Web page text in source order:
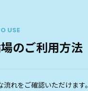
USE
のご利用方法
れをご確認いただけます。